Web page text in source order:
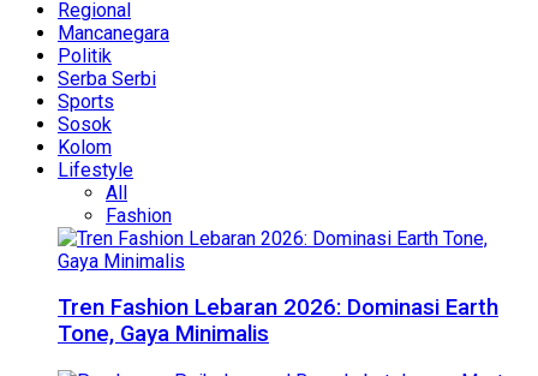
Regional
Mancanegara
Politik
Serba Serbi
Sports
Sosok
Kolom
Lifestyle
All
Fashion
Tren Fashion Lebaran 2026: Dominasi Earth
Tone, Gaya Minimalis